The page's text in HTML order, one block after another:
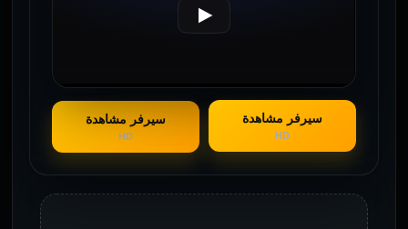
سيرفر مشاهدة
HD
سيرفر مشاهدة
HD